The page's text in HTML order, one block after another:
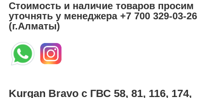
Стоимость и наличие товаров просим
уточнять у менеджера+7 700 329-03-26
(г.Алматы)
Kurgan Bravo с ГВС 58, 81, 116, 174,